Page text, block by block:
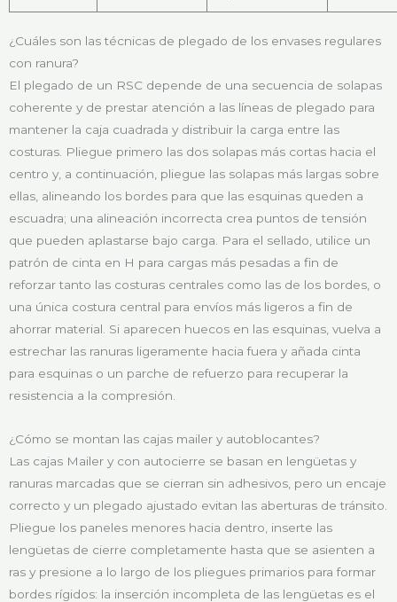
¿Cuáles son las técnicas de plegado de los envases regulares
con ranura?
El plegado de un RSC depende de una secuencia de solapas
coherente y de prestar atención a las líneas de plegado para
mantener la caja cuadrada y distribuir la carga entre las
costuras. Pliegue primero las dos solapas más cortas hacia el
centro y, a continuación, pliegue las solapas más largas sobre
ellas, alineando los bordes para que las esquinas queden a
escuadra; una alineación incorrecta crea puntos de tensión
que pueden aplastarse bajo carga. Para el sellado, utilice un
patrón de cinta en H para cargas más pesadas a fin de
reforzar tanto las costuras centrales como las de los bordes, o
una única costura central para envíos más ligeros a fin de
ahorrar material. Si aparecen huecos en las esquinas, vuelva a
estrechar las ranuras ligeramente hacia fuera y añada cinta
para esquinas o un parche de refuerzo para recuperar la
resistencia a la compresión.
¿Cómo se montan las cajas mailer y autoblocantes?
Las cajas Mailer y con autocierre se basan en lengüetas y
ranuras marcadas que se cierran sin adhesivos, pero un encaje
correcto y un plegado ajustado evitan las aberturas de tránsito.
Pliegue los paneles menores hacia dentro, inserte las
lengüetas de cierre completamente hasta que se asienten a
ras y presione a lo largo de los pliegues primarios para formar
bordes rígidos: la inserción incompleta de las lengüetas es el